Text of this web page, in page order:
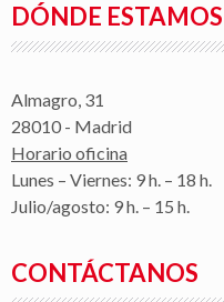
DÓNDE ESTAMOS
Almagro, 31
28010 - Madrid
Horario oficina
Lunes – Viernes: 9 h. – 18 h.
Julio/agosto: 9 h. – 15 h.
CONTÁCTANOS